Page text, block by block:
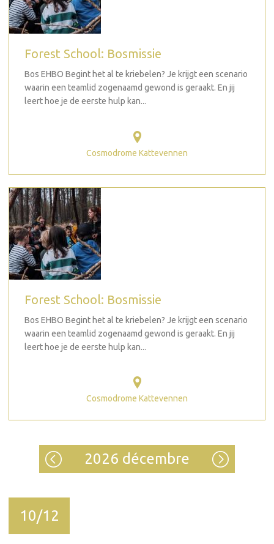
Forest School: Bosmissie
Bos EHBO Begint het al te kriebelen? Je krijgt een scenario
waarin een teamlid zogenaamd gewond is geraakt. En jij
leert hoe je de eerste hulp kan...
Cosmodrome Kattevennen
Forest School: Bosmissie
Bos EHBO Begint het al te kriebelen? Je krijgt een scenario
waarin een teamlid zogenaamd gewond is geraakt. En jij
leert hoe je de eerste hulp kan...
Cosmodrome Kattevennen
2026 décembre
10/12